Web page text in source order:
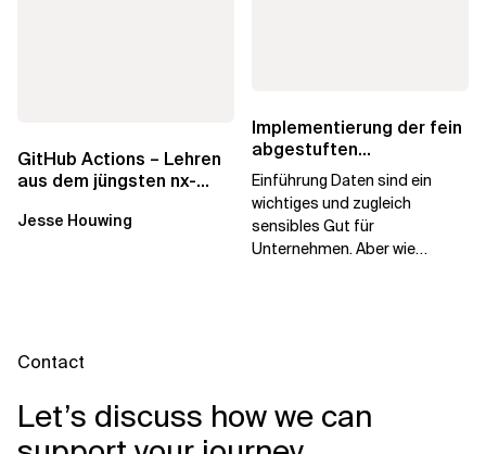
GitHub Actions – Lehren
aus dem jüngsten nx-
Jesse Houwing
Implementierung der fein
abgestuften
Autorisierung in
Databricks Unity Catalog
Einführung Daten sind ein
wichtiges und zugleich
sensibles Gut für
Unternehmen. Aber wie
Contact
Let’s discuss how we can